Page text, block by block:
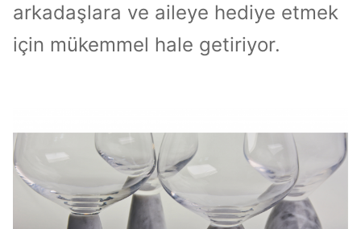
arkadaşlara ve aileye hediye etmek
için mükemmel hale getiriyor.